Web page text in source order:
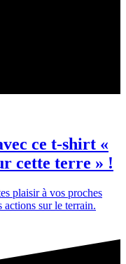
ce t-shirt «
cette terre » !
plaisir à vos proches
actions sur le terrain.